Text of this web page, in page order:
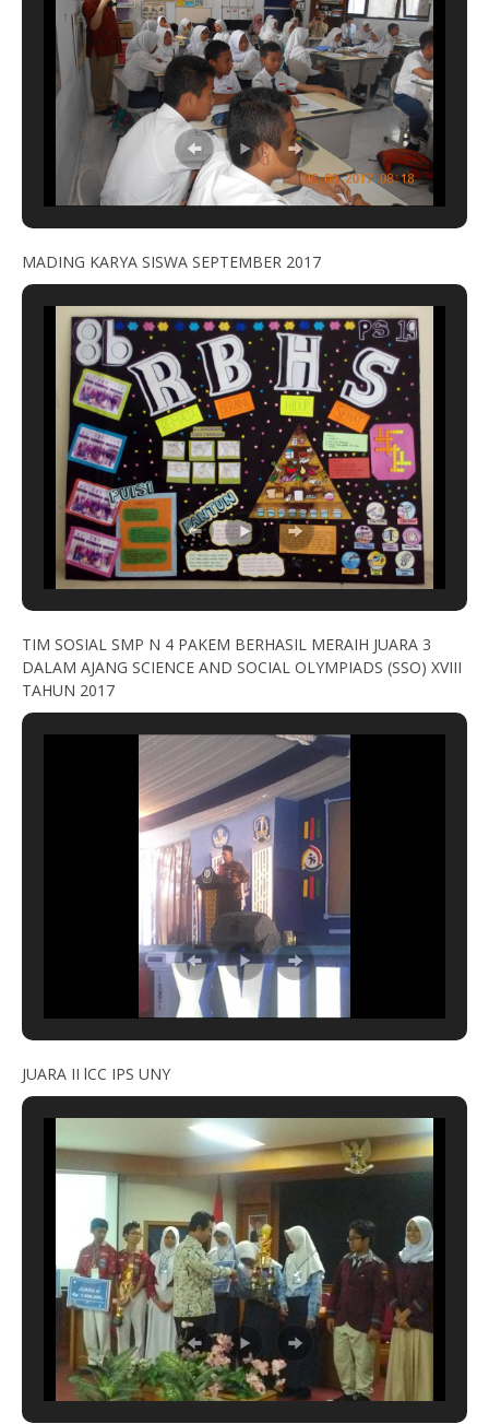
MADING KARYA SISWA SEPTEMBER 2017
TIM SOSIAL SMP N 4 PAKEM BERHASIL MERAIH JUARA 3
DALAM AJANG SCIENCE AND SOCIAL OLYMPIADS (SSO) XVIII
TAHUN 2017
JUARA II lCC IPS UNY